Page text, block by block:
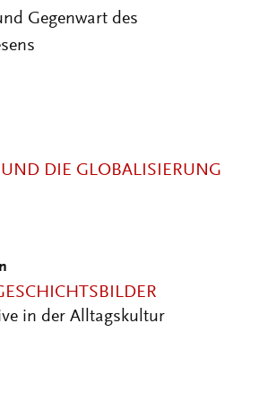
Gegenwart des
DIE GLOBALISIERUNG
in der Alltagskultur